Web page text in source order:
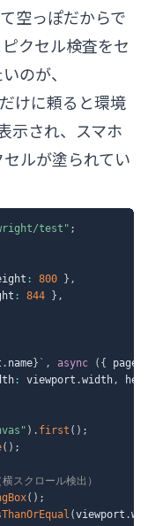
空っぽだからで
クセル検査をセ
のが、
だけに頼ると環境
示され、スマホ
ルが塗られてい
test" ;
: 800 } ,
: 844 } ,
. name} ` , async ( { page
: viewport .width,
) . first ( ) ;
( ) ;
スクロール検出）
( ) ;
(viewport .